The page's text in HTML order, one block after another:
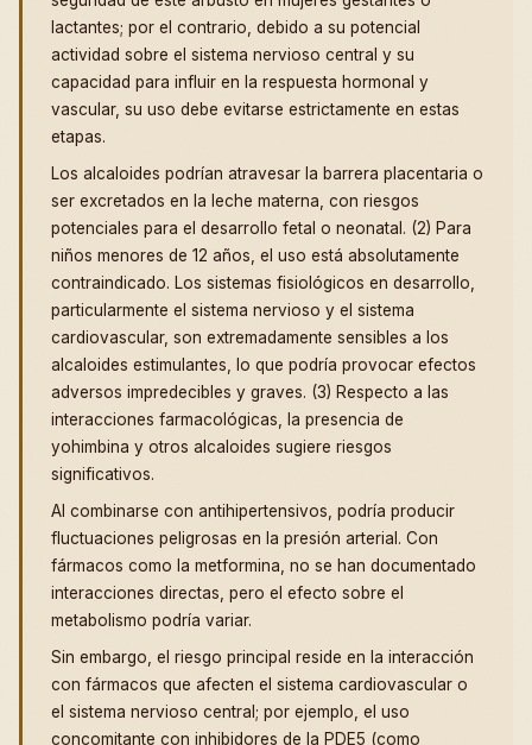
lactantes; por el contrario, debido a su potencial
actividad sobre el sistema nervioso central y su
capacidad para influir en la respuesta hormonal y
vascular, su uso debe evitarse estrictamente en estas
etapas.
Los alcaloides podrían atravesar la barrera placentaria o
ser excretados en la leche materna, con riesgos
potenciales para el desarrollo fetal o neonatal. (2) Para
niños menores de 12 años, el uso está absolutamente
contraindicado. Los sistemas fisiológicos en desarrollo,
particularmente el sistema nervioso y el sistema
cardiovascular, son extremadamente sensibles a los
alcaloides estimulantes, lo que podría provocar efectos
adversos impredecibles y graves. (3) Respecto a las
interacciones farmacológicas, la presencia de
yohimbina y otros alcaloides sugiere riesgos
significativos.
Al combinarse con antihipertensivos, podría producir
fluctuaciones peligrosas en la presión arterial. Con
fármacos como la metformina, no se han documentado
interacciones directas, pero el efecto sobre el
metabolismo podría variar.
Sin embargo, el riesgo principal reside en la interacción
con fármacos que afecten el sistema cardiovascular o
el sistema nervioso central; por ejemplo, el uso
concomitante con inhibidores de la PDE5 (como